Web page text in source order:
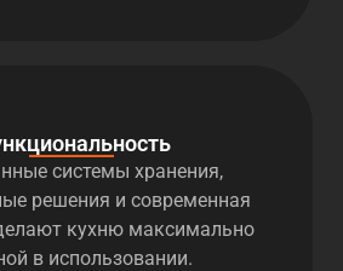
системы хранения,
решения и современная
кухню максимально
в использовании.